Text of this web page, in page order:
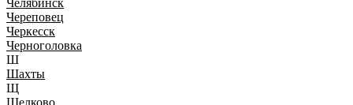
Челябинск
Череповец
Черкесск
Черноголовка
Ш
Шахты
Щ